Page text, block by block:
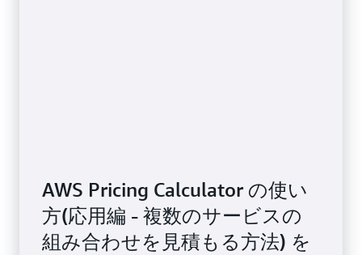
AWS Pricing Calculator の使い
方(応用編 - 複数のサービスの
組み合わせを見積もる方法) を